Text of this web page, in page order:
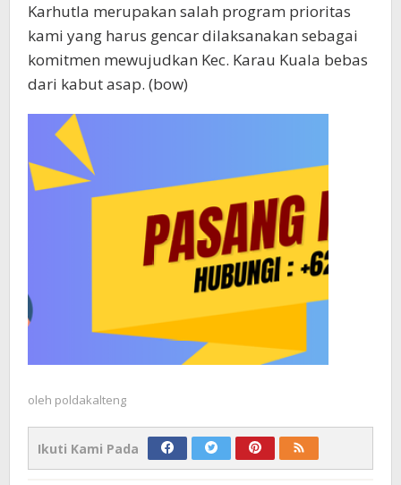
Karhutla merupakan salah program prioritas
kami yang harus gencar dilaksanakan sebagai
komitmen mewujudkan Kec. Karau Kuala bebas
dari kabut asap. (bow)
oleh poldakalteng
Ikuti Kami Pada